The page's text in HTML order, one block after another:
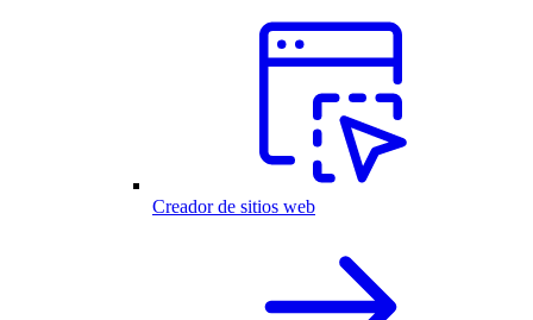
Creador de sitios web